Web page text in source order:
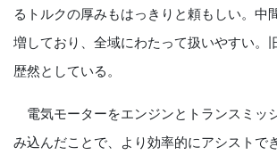
るトルクの厚みもはっきりと頼もしい。中
増しており、全域にわたって扱いやすい。
歴然としている。
電気モーターをエンジンとトランスミッ
み込んだことで、より効率的にアシストで